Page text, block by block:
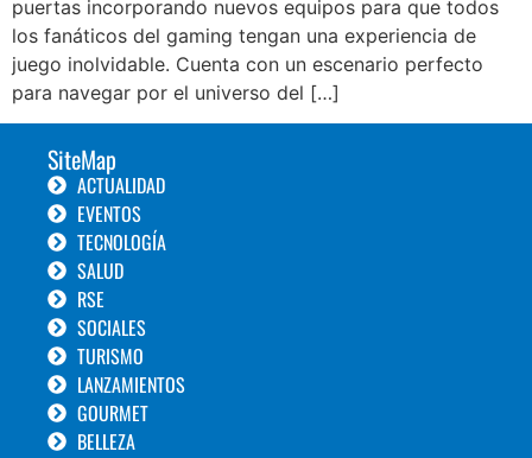
puertas incorporando nuevos equipos para que todos
los fanáticos del gaming tengan una experiencia de
juego inolvidable. Cuenta con un escenario perfecto
para navegar por el universo del […]
SiteMap
ACTUALIDAD
EVENTOS
TECNOLOGÍA
SALUD
RSE
SOCIALES
TURISMO
LANZAMIENTOS
GOURMET
BELLEZA